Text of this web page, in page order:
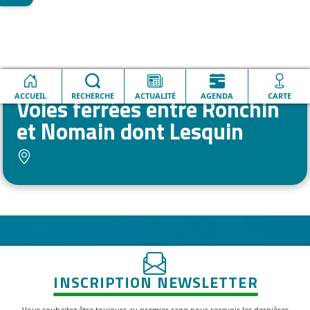
Accueil
Voies ferrées entre Ronchin et Nomain dont Lesquin
ACCUEIL
RECHERCHE ACTUALITÉ AGENDA CARTE
Voies ferrées entre Ronchin
et Nomain dont Lesquin
INSCRIPTION NEWSLETTER